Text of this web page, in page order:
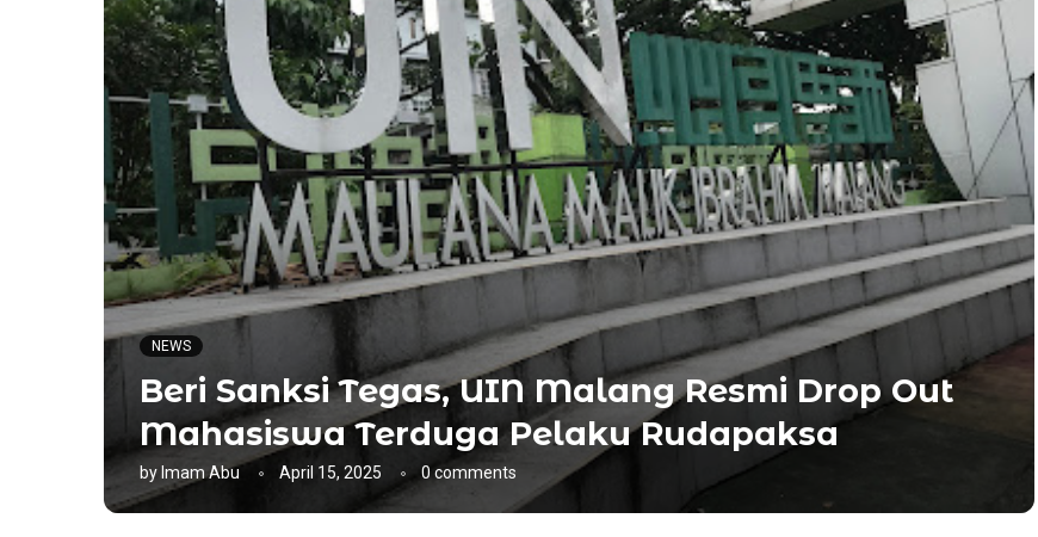
NEWS
Beri Sanksi Tegas, UIN Malang Resmi Drop Out
Mahasiswa Terduga Pelaku Rudapaksa
by Imam Abu April 15, 2025 0 comments